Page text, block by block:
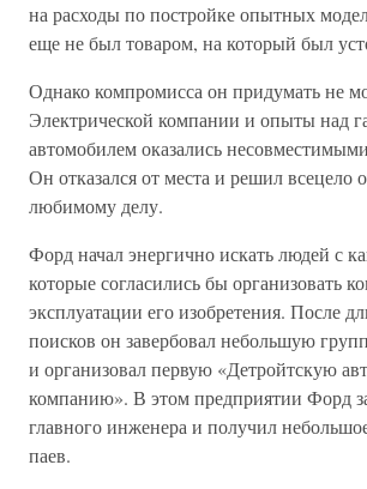
на расходы по постройке опытных
еще не был товаром, на который был
Однако компромисса он придумать не
Электрической компании и опыты над
автомобилем оказались
Он отказался от места и решил всецело
любимому делу.
Форд начал энергично искать людей с
которые согласились бы организовать
эксплуатации его изобретения. После
поисков он завербовал небольшую
и организовал первую «Детройтскую
компанию». В этом предприятии Форд
главного инженера и получил
паев.